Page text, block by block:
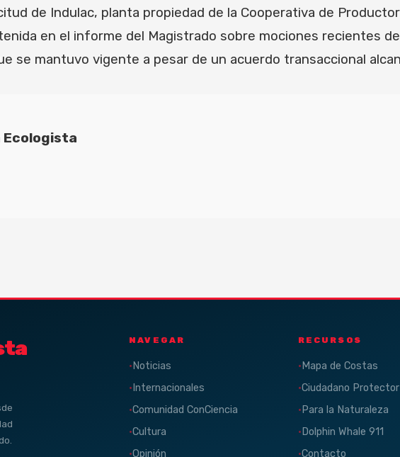
de Indulac, planta propiedad de la Cooperativa de
en el informe del Magistrado sobre mociones recientes
se mantuvo vigente a pesar de un acuerdo transaccional
Ecologista
NAVEGAR
Noticias
Internacionales
Comunidad ConCiencia
Cultura
Opinión
RECURSOS
Mapa de Costas
Ciudadano Protector
Para la Naturaleza
Dolphin Whale 911
Contacto